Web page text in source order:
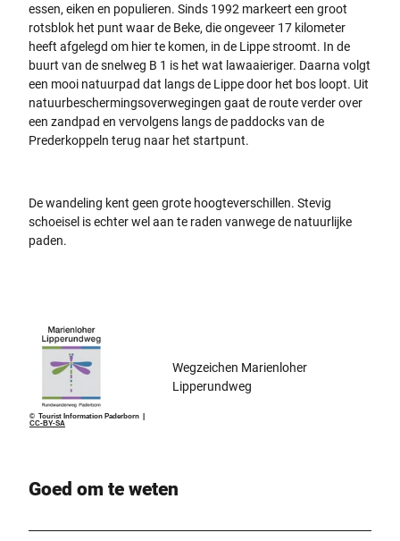
essen, eiken en populieren. Sinds 1992 markeert een groot
rotsblok het punt waar de Beke, die ongeveer 17 kilometer
heeft afgelegd om hier te komen, in de Lippe stroomt. In de
buurt van de snelweg B 1 is het wat lawaaieriger. Daarna volgt
een mooi natuurpad dat langs de Lippe door het bos loopt. Uit
natuurbeschermingsoverwegingen gaat de route verder over
een zandpad en vervolgens langs de paddocks van de
Prederkoppeln terug naar het startpunt.
De wandeling kent geen grote hoogteverschillen. Stevig
schoeisel is echter wel aan te raden vanwege de natuurlijke
paden.
© Tourist Information Paderborn |
CC-BY-SA
Wegzeichen Marienloher
Lipperundweg
Goed om te weten